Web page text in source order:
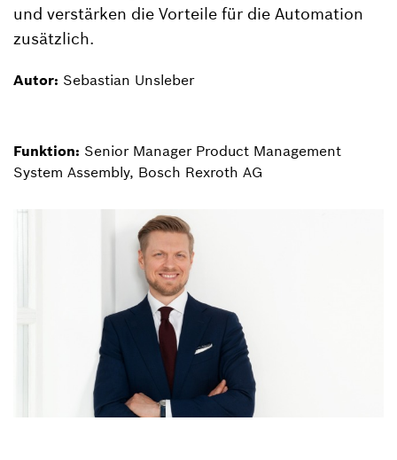
und verstärken die Vorteile für die Automation
zusätzlich.
Autor: Sebastian Unsleber
Funktion: Senior Manager Product Management
System Assembly, Bosch Rexroth AG